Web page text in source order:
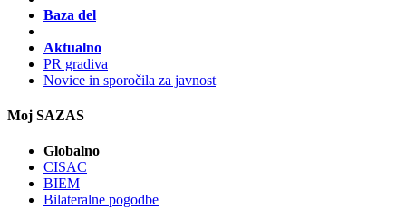
Baza del
Aktualno
PR gradiva
Novice in sporočila za javnost
Moj SAZAS
Globalno
CISAC
BIEM
Bilateralne pogodbe